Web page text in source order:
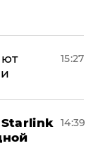
15:27
Starlink 14:39